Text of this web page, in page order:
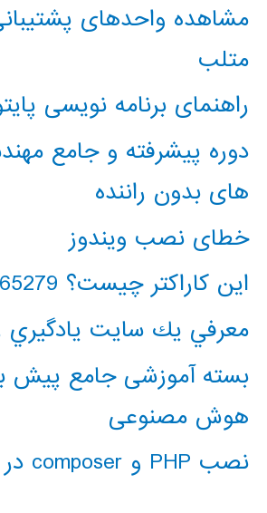
مشاهده واحدهای
متلب
راهنمای برنامه نویسی
دوره پیشرفته و جامع
های بدون راننده
خطای نصب ویندوز
این کاراکتر چیست؟ 65279
معرفي يك سايت يادگيري
بسته آموزشی جامع پیش
هوش مصنوعی
نصب PHP و composer در ویندوز 10